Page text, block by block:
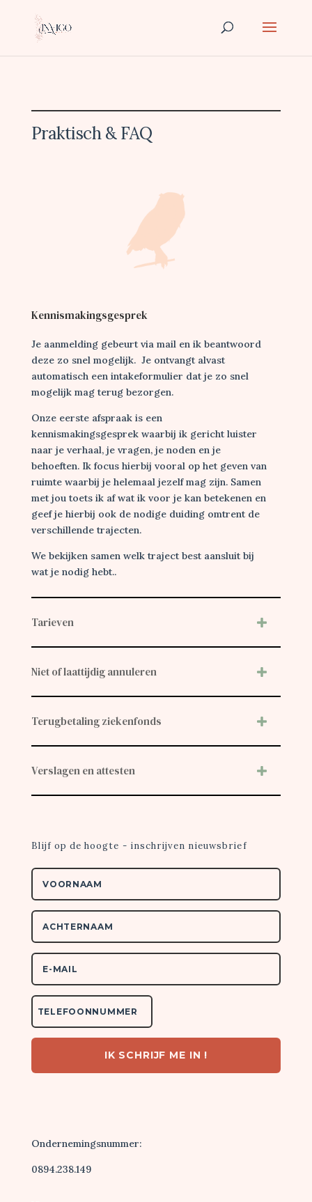
Praktisch & FAQ
Kennismakingsgesprek
Je aanmelding gebeurt via mail en ik beantwoord
deze zo snel mogelijk. Je ontvangt alvast
automatisch een intakeformulier dat je zo snel
mogelijk mag terug bezorgen.
Onze eerste afspraak is een
kennismakingsgesprek waarbij ik gericht luister
naar je verhaal, je vragen, je noden en je
behoeften. Ik focus hierbij vooral op het geven van
ruimte waarbij je helemaal jezelf mag zijn. Samen
met jou toets ik af wat ik voor je kan betekenen en
geef je hierbij ook de nodige duiding omtrent de
verschillende trajecten.
We bekijken samen welk traject best aansluit bij
wat je nodig hebt..
Tarieven
Niet of laattijdig annuleren
Terugbetaling ziekenfonds
Verslagen en attesten
Blijf op de hoogte - inschrijven nieuwsbrief
IK SCHRIJF ME IN !
Ondernemingsnummer:
0894.238.149